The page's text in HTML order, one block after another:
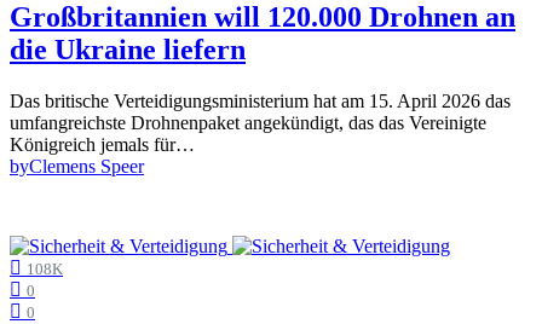
Großbritannien will 120.000 Drohnen an
die Ukraine liefern
Das britische Verteidigungsministerium hat am 15. April 2026 das
umfangreichste Drohnenpaket angekündigt, das das Vereinigte
Königreich jemals für…
byClemens Speer
108K
0
0